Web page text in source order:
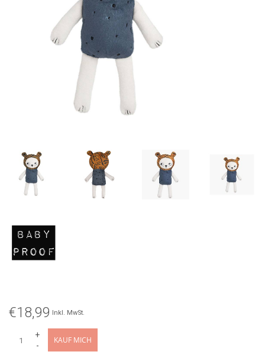
€18,99 Inkl. MwSt.
+
-
KAUF MICH